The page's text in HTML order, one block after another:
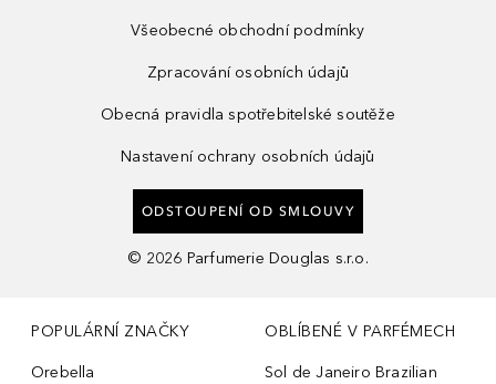
Všeobecné obchodní podmínky
Zpracování osobních údajů
Obecná pravidla spotřebitelské soutěže
Nastavení ochrany osobních údajů
ODSTOUPENÍ OD SMLOUVY
© 2026 Parfumerie Douglas s.r.o.
POPULÁRNÍ ZNAČKY
Orebella
OBLÍBENÉ V PARFÉMECH
Sol de Janeiro Brazilian